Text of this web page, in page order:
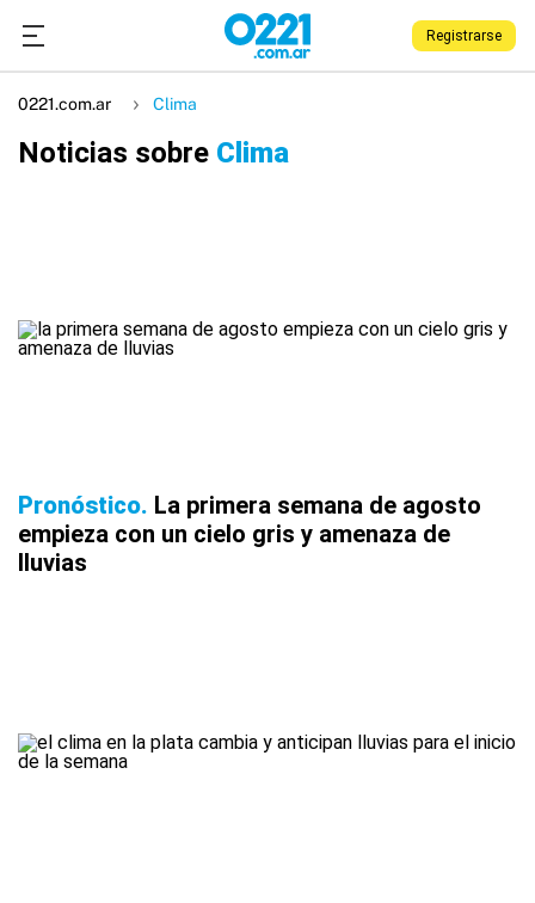
Registrarse
0221.com.ar Clima
Noticias sobre Clima
Pronóstico La primera semana de agosto
empieza con un cielo gris y amenaza de
lluvias